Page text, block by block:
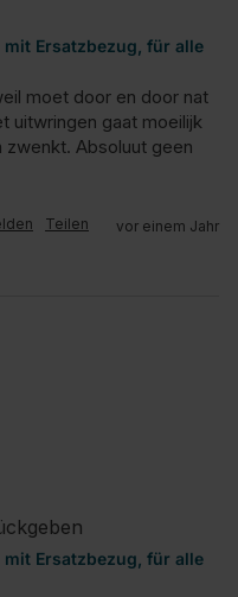
mit Ersatzbezug, für alle
moet door en door nat
uitwringen gaat moeilijk
zwenkt. Absoluut geen
Teilen vor einem Jahr
mit Ersatzbezug, für alle